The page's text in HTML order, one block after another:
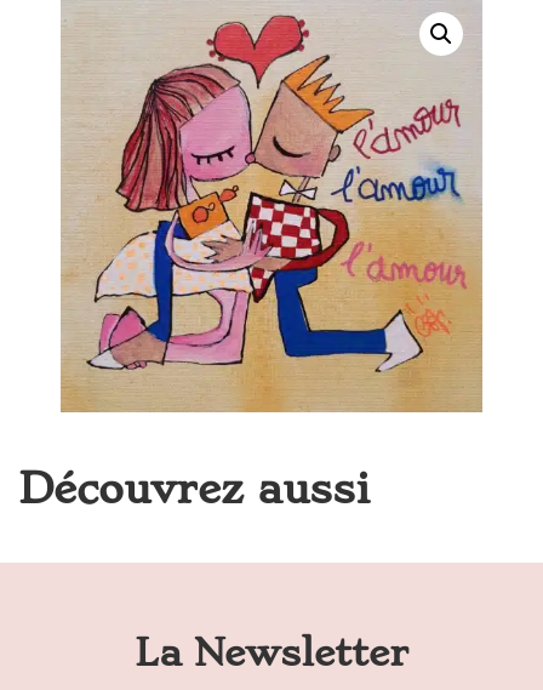
Découvrez aussi
La Newsletter